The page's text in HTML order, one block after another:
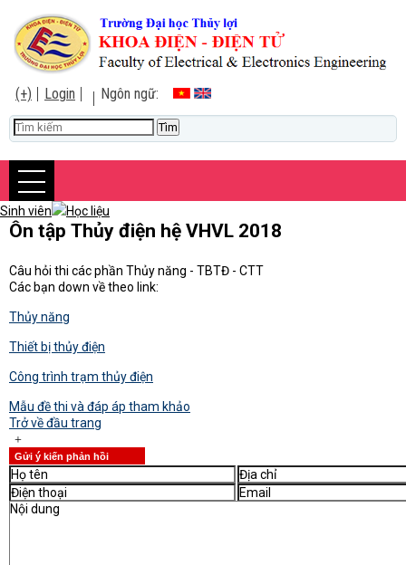
(+) Login Ngôn ngữ:
Sinh viên Học liệu
Ôn tập Thủy điện hệ VHVL 2018
Câu hỏi thi các phần Thủy năng - TBTĐ - CTT
Các bạn down về theo link:
Thủy năng
Thiết bị thủy điện
Công trình trạm thủy điện
Mẫu đề thi và đáp áp tham khảo
Trở về đầu trang
Gửi ý kiến phản hồi